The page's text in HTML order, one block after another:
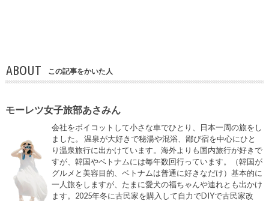
ABOUT この記事をかいた人
モーレツ女子旅部あさみん
会社をボイコットして小さな車でひとり、日本一周の旅をし
ました。 温泉が大好きで秘湯や混浴、鄙び宿を中心にひと
り温泉旅行に出かけています。海外よりも国内旅行が好きで
すが、韓国やベトナムには毎年数回行っています。（韓国が
グルメと美容目的、ベトナムは普通に好きなだけ）基本的に
一人旅をしますが、たまに愛犬の福ちゃんや連れとも出かけ
ます。2025年冬に古民家を購入して自力でDIYで古民家改